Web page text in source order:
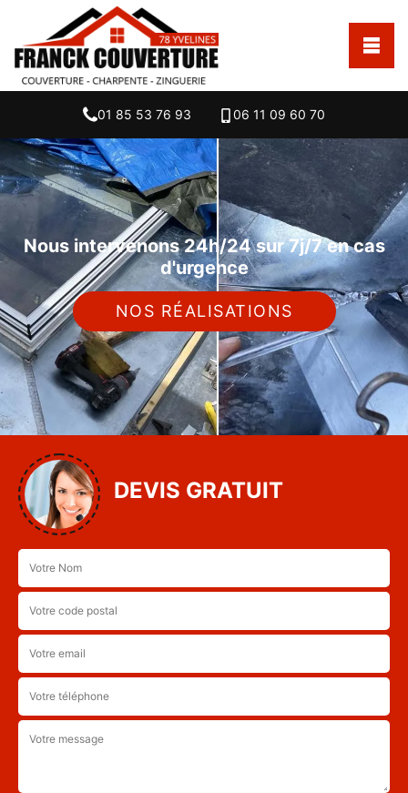
01 85 53 76 93 06 11 09 60 70
Nous intervenons 24h/24 sur 7j/7 en cas
d'urgence
NOS RÉALISATIONS
DEVIS GRATUIT